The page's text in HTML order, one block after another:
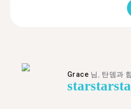
Grace 님, 탄뎀과
starstar